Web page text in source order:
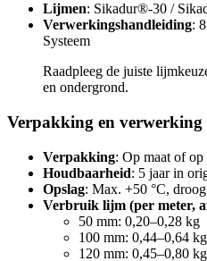
Lijmen: Sikadur®-30 /
Verwerkingshandleiding:
Systeem
Raadpleeg de juiste
en ondergrond.
Verpakking en verwerking
Verpakking: Op maat of
Houdbaarheid: 5 jaar in
Opslag: Max. +50 °C,
Verbruik lijm (per meter,
50 mm: 0,20–0,28 kg
100 mm: 0,44–0,64 kg
120 mm: 0,45–0,80 kg